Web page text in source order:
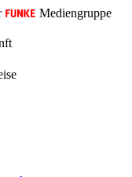
Mediengruppe